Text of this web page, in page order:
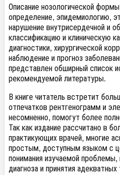
Описание нозологической
определение, эпидемиологию,
нарушение внутрисердечной и
классификацию и клиническую
диагностики, хирургической
наблюдение и прогноз
представлен обширный список
рекомендуемой литературы.
В книге читатель встретит
отпечатков рентгенограмм и
несомненно, помогут более
Так как издание рассчитано в
практикующих врачей, многие
простым, доступным языком с
понимания изучаемой проблемы,
диагноза и принятия